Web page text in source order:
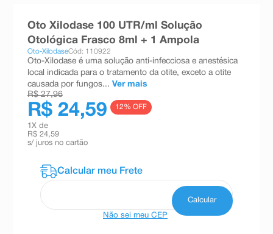
Oto Xilodase 100 UTR/ml Solução
Otológica Frasco 8ml + 1 Ampola
Oto-XilodaseCód: 110922
Oto-Xilodase é uma solução anti-infecciosa e anestésica
local indicada para o tratamento da otite, exceto a otite
causada por fungos... Ver mais
R$ 27,96
R$ 24,59 12% OFF
1 X de
R$ 24,59
s/ juros no cartão
Não sei meu CEP
absorvente
10ºshampoo